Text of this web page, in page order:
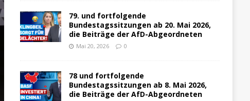
79. und fortfolgende
Bundestagssitzungen ab 20. Mai 2026,
die Beiträge der AfD-Abgeordneten
Mai 20, 2026 0
78 und fortfolgende
Bundestagssitzungen ab 8. Mai 2026,
die Beiträge der AfD-Abgeordneten